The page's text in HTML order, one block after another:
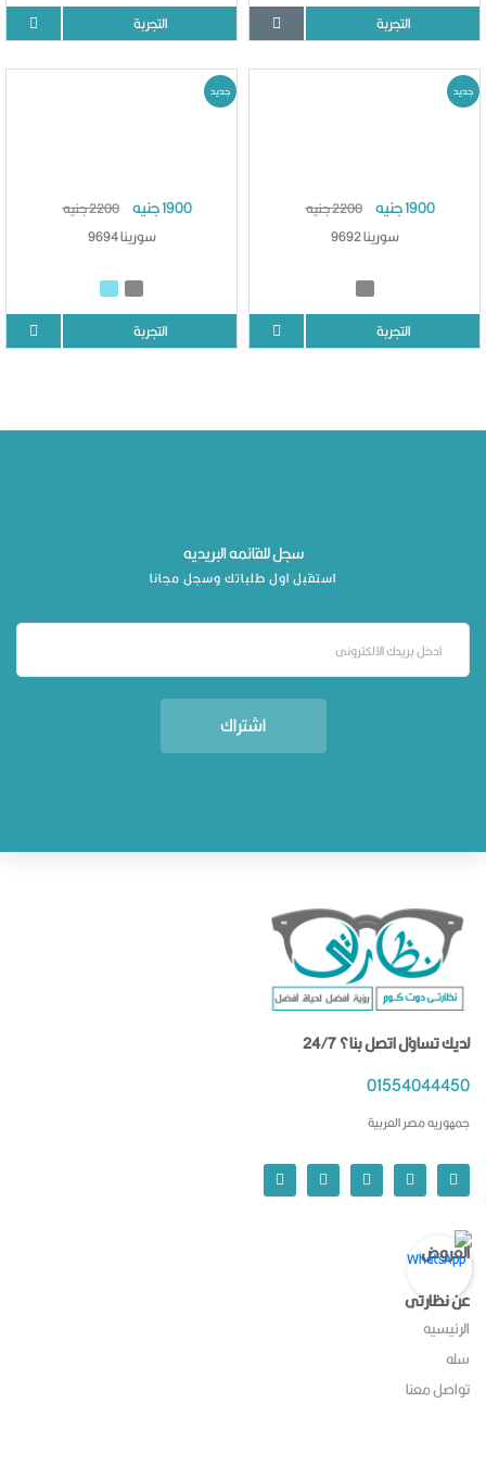
التجربة التجربة
1900 جنيه
2200 جنيه
سورينا 9692
التجربة
جديد
1900 جنيه
2200 جنيه
سورينا 9694
التجربة
جديد
سجل للقائمه البريديه
استقبل اول طلباتك وسجل مجانا
اشتراك
لديك تساؤل اتصل بنا؟ 24/7
01554044450
جمهوريه مصر العربية
العروض
عن نظارتى
الرئيسيه
سله
تواصل معنا